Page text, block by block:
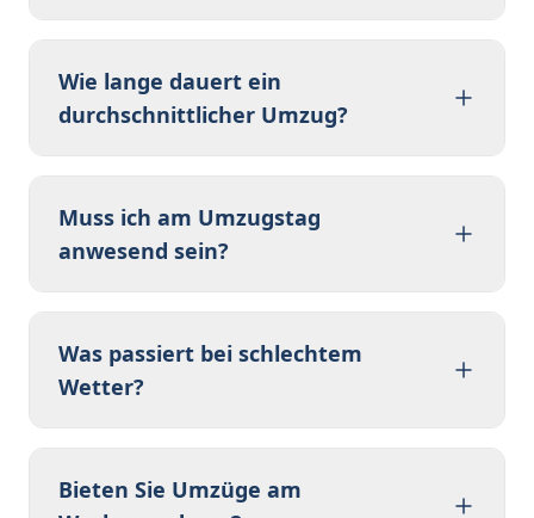
Wie lange dauert ein
durchschnittlicher Umzug?
Muss ich am Umzugstag
anwesend sein?
Was passiert bei schlechtem
Wetter?
Bieten Sie Umzüge am